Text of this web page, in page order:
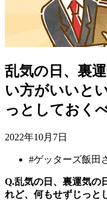
乱気の日、裏
い方がいいと
っとしておく
2022年10月7日
#ゲッターズ飯田
Q.乱気の日、裏運気の
れど、何もせずじっと